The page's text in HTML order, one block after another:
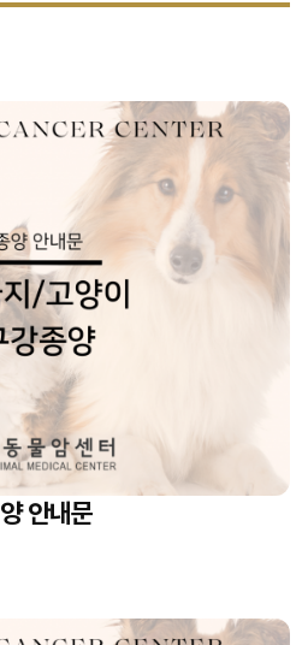
안내문